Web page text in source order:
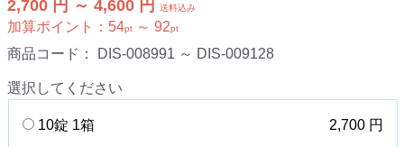
2,700 円 ～ 4,600 円 送料込み
加算ポイント： 54pt ～ 92pt
商品コード： DIS-008991 ～ DIS-009128
選択してください
10錠 1箱 2,700 円